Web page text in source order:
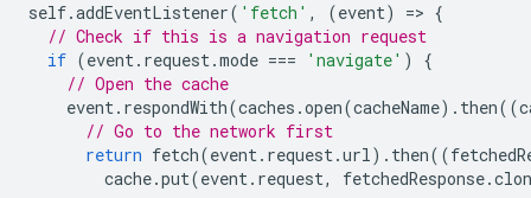
self.addEventListener( 'fetch' , (event) => {
// Check if this is a navigation request
if (event. request.mode === 'navigate' )
{
// Open the cache
event. respondWith(caches .open(cacheName). then((
// Go to the network first
return fetch(event. request.url). then((
cache.put(event. request, fetchedResponse.